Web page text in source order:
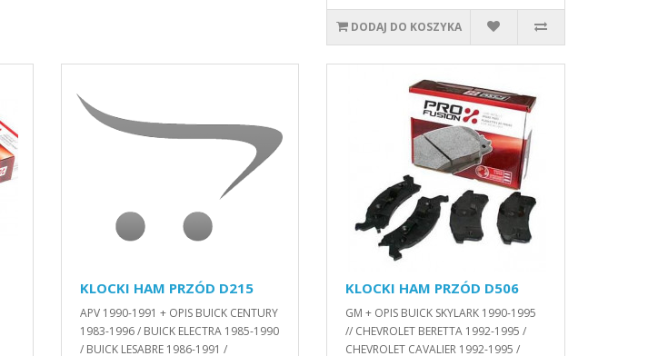
DODAJ DO KOSZYKA
KLOCKI HAM PRZÓD D215
APV 1990-1991 + OPIS BUICK CENTURY
1983-1996 / BUICK ELECTRA 1985-1990
/ BUICK LESABRE 1986-1991 /
KLOCKI HAM PRZÓD D506
GM + OPIS BUICK SKYLARK 1990-1995
// CHEVROLET BERETTA 1992-1995 /
CHEVROLET CAVALIER 1992-1995 /